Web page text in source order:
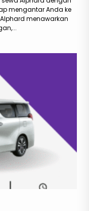
mengantar Anda ke
menawarkan